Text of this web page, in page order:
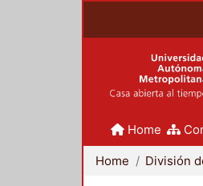
Home
Home